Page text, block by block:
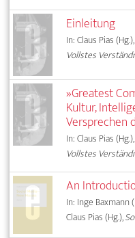
Einleitung
In: Claus Pias
Vollstes
»Greatest
Kultur,
Versprechen
In: Claus Pias
Vollstes
An
In: Inge Baxmann
Claus Pias (Hg.),